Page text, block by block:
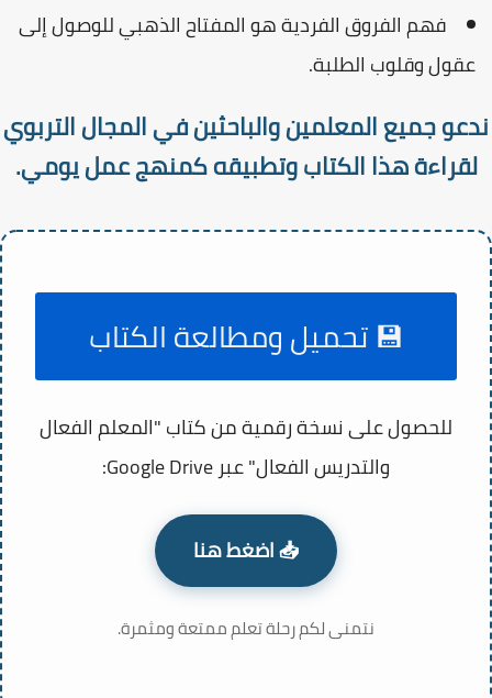
فهم الفروق الفردية هو المفتاح الذهبي للوصول إلى
عقول وقلوب الطلبة.
ندعو جميع المعلمين والباحثين في المجال التربوي
لقراءة هذا الكتاب وتطبيقه كمنهج عمل يومي.
💾 تحميل ومطالعة الكتاب
للحصول على نسخة رقمية من كتاب "المعلم الفعال
والتدريس الفعال" عبر Google Drive:
📥 اضغط هنا
نتمنى لكم رحلة تعلم ممتعة ومثمرة.